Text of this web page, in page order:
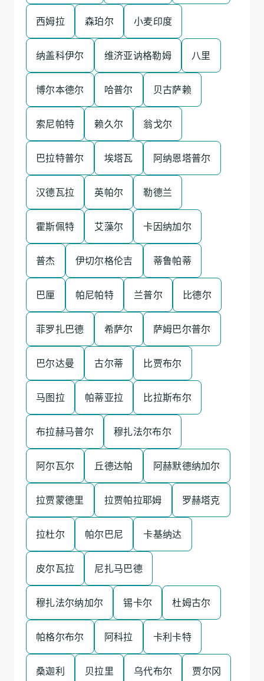
西姆拉 森珀尔 小麦印度
纳盖科伊尔 维济亚讷格勒姆 八里
博尔本德尔 哈普尔 贝古萨赖
索尼帕特 赖久尔 翁戈尔
巴拉特普尔 埃塔瓦 阿纳恩塔普尔
汉德瓦拉 英帕尔 勒德兰
霍斯佩特 艾藻尔 卡因纳加尔
普杰 伊切尔格伦吉 蒂鲁帕蒂
巴厘 帕尼帕特 兰普尔 比德尔
菲罗扎巴德 希萨尔 萨姆巴尔普尔
巴尔达曼 古尔蒂 比贾布尔
马图拉 帕蒂亚拉 比拉斯布尔
布拉赫马普尔 穆扎法尔布尔
阿尔瓦尔 丘德达帕 阿赫默德纳加尔
拉贾蒙德里 拉贾帕拉耶姆 罗赫塔克
拉杜尔 帕尔巴尼 卡基纳达
皮尔瓦拉 尼扎马巴德
穆扎法尔纳加尔 锡卡尔 杜姆古尔
帕格尔布尔 阿科拉 卡利卡特
桑迦利 贝拉里 乌代布尔 贾尔冈